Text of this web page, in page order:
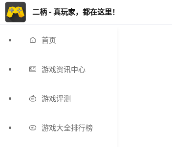
二柄 - 真玩家，都在这里！
首页
游戏资讯中心
游戏评测
游戏大全排行榜